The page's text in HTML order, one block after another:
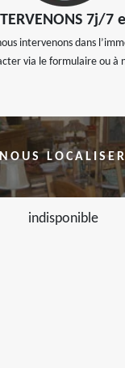
7j/7
intervenons dans
via le formulaire ou à
NOUS LOCALISER
indisponible